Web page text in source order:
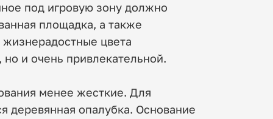
под игровую зону должно
площадка, а также
цвета
и очень привлекательной.
менее жесткие. Для
деревянная опалубка. Основание